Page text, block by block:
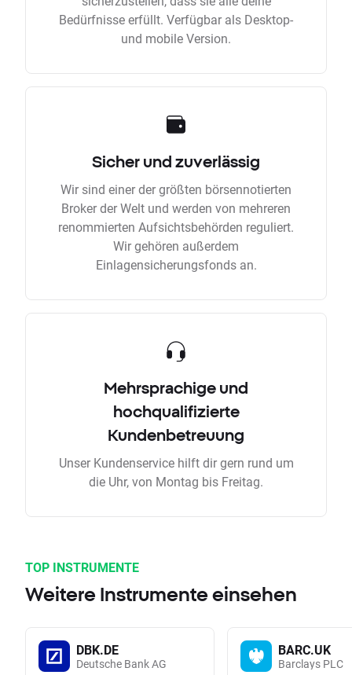
Bedürfnisse erfüllt. Verfügbar als Desktop-
und mobile Version.
Sicher und zuverlässig
Wir sind einer der größten börsennotierten
Broker der Welt und werden von mehreren
renommierten Aufsichtsbehörden reguliert.
Wir gehören außerdem
Einlagensicherungsfonds an.
Mehrsprachige und
hochqualifizierte
Kundenbetreuung
Unser Kundenservice hilft dir gern rund um
die Uhr, von Montag bis Freitag.
TOP INSTRUMENTE
Weitere Instrumente einsehen
DBK.DE
Deutsche Bank AG
BARC.UK
Barclays PLC